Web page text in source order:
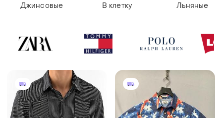
Джинсовые В клетку Льняные